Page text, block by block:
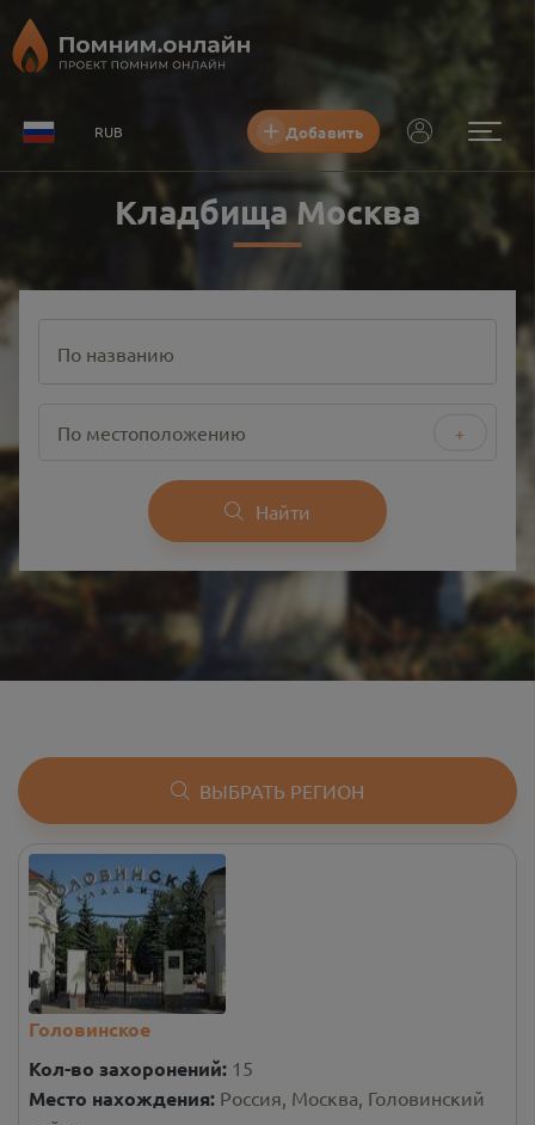
RUB Добавить
Кладбища Москва
По названию
+
По местоположению
Найти
ВЫБРАТЬ РЕГИОН
Головинское
Кол-во захоронений: 15
Место нахождения: Россия, Москва, Головинский